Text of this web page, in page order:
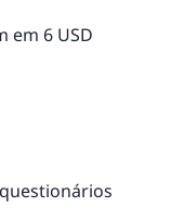
em 6 USD